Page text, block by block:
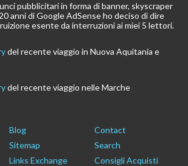
pubblicitari in forma di banner, skyscraper
anni di Google AdSense ho deciso di dire
esente da interruzioni ai miei 5 lettori.
del recente viaggio in Nuova Aquitania e
del recente viaggio nelle Marche
Blog
Contact
Sitemap
Search
Links Exchange
Consigli Acquisti